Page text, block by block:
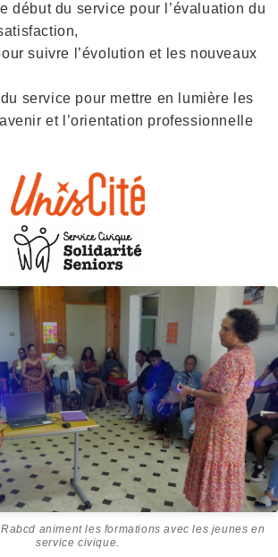
début du service pour l’évaluation du
suivre l’évolution et les nouveaux
service pour mettre en lumière les
et l’orientation professionnelle
animent les formations avec les jeunes en
service civique.